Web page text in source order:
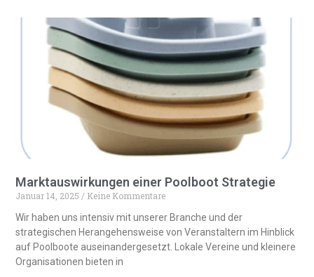
Marktauswirkungen einer Poolboot Strategie
Januar 14, 2025
Keine Kommentare
Wir haben uns intensiv mit unserer Branche und der
strategischen Herangehensweise von Veranstaltern im Hinblick
auf Poolboote auseinandergesetzt. Lokale Vereine und kleinere
Organisationen bieten in